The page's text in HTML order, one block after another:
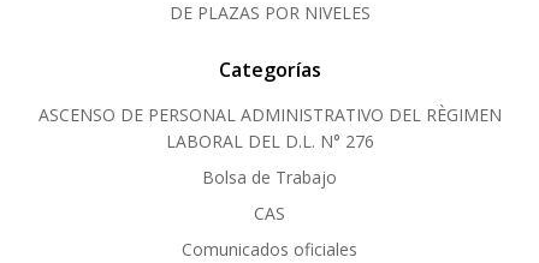
DE PLAZAS POR NIVELES
Categorías
ASCENSO DE PERSONAL ADMINISTRATIVO DEL RÈGIMEN
LABORAL DEL D.L. N° 276
Bolsa de Trabajo
CAS
Comunicados oficiales